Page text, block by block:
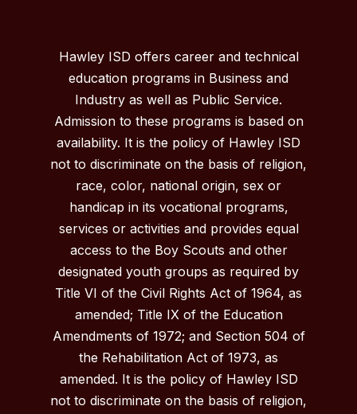
Hawley ISD offers career and technical
education programs in Business and
Industry as well as Public Service.
Admission to these programs is based on
availability. It is the policy of Hawley ISD
not to discriminate on the basis of religion,
race, color, national origin, sex or
handicap in its vocational programs,
services or activities and provides equal
access to the Boy Scouts and other
designated youth groups as required by
Title VI of the Civil Rights Act of 1964, as
amended; Title IX of the Education
Amendments of 1972; and Section 504 of
the Rehabilitation Act of 1973, as
amended. It is the policy of Hawley ISD
not to discriminate on the basis of religion,